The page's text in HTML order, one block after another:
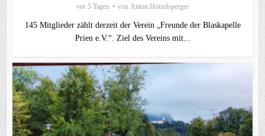
vor 5 Tagen von Anton Hötzelsperger
145 Mitglieder zählt derzeit der Verein „Freunde der Blaskapelle
Prien e.V.“. Ziel des Vereins mit...